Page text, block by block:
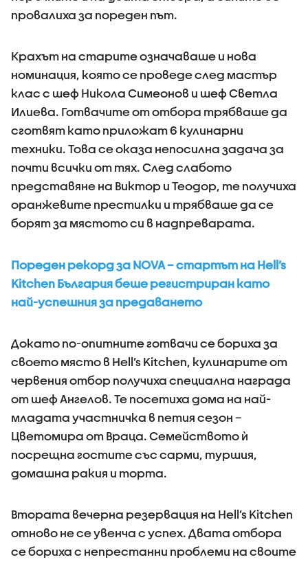
провалиха за пореден път.
Крахът на старите означаваше и нова
номинация, която се проведе след мастър
клас с шеф Никола Симеонов и шеф Светла
Илиева. Готвачите от отбора трябваше да
сготвят като приложат 6 кулинарни
техники. Това се оказа непосилна задача за
почти всички от тях. След слабото
представяне на Виктор и Теодор, те получиха
оранжевите престилки и трябваше да се
борят за мястото си в надпреварата.
Пореден рекорд за NOVA – стартът на Hell’s
Kitchen България беше регистриран като
най-успешния за предаването
Докато по-опитните готвачи се бориха за
своето място в Hell’s Kitchen, кулинарите от
червения отбор получиха специална награда
от шеф Ангелов. Те посетиха дома на най-
младата участничка в петия сезон –
Цветомира от Враца. Семейството ѝ
посрещна гостите със сарми, туршия,
домашна ракия и торта.
Втората вечерна резервация на Hell’s Kitchen
отново не се увенча с успех. Двата отбора
се бориха с непрестанни проблеми на своите